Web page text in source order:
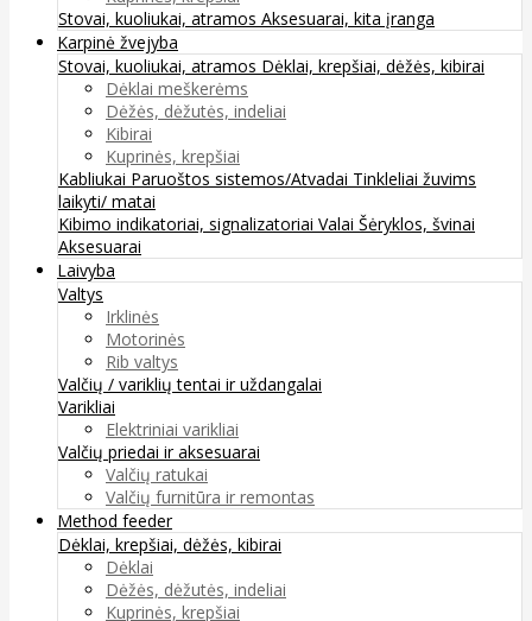
Stovai, kuoliukai, atramos Aksesuarai, kita įranga
Karpinė žvejyba
Stovai, kuoliukai, atramos Dėklai, krepšiai, dėžės, kibirai
Dėklai meškerėms
Dėžės, dėžutės, indeliai
Kibirai
Kuprinės, krepšiai
Kabliukai Paruoštos sistemos/Atvadai Tinkleliai žuvims
laikyti/ matai
Kibimo indikatoriai, signalizatoriai Valai Šėryklos, švinai
Aksesuarai
Laivyba
Valtys
Irklinės
Motorinės
Rib valtys
Valčių / variklių tentai ir uždangalai
Varikliai
Elektriniai varikliai
Valčių priedai ir aksesuarai
Valčių ratukai
Valčių furnitūra ir remontas
Method feeder
Dėklai, krepšiai, dėžės, kibirai
Dėklai
Dėžės, dėžutės, indeliai
Kuprinės, krepšiai